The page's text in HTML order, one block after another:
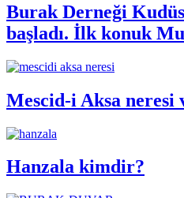
Burak Derneği
başladı. İlk konuk
Mescid-i Aksa neresi
Hanzala kimdir?